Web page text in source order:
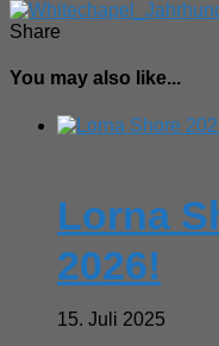
Share
You may also like...
Lorna
2026!
15. Juli 2025